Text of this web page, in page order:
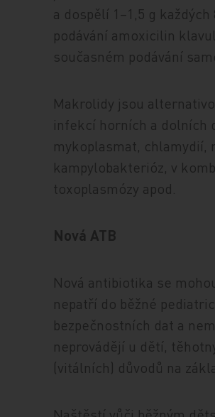
a dospělí 1–1,5 g
podávání amoxicilin
současném podávání
Makrolidy jsou
infekcí horních a dolních
mykoplasmat,
kampylobakterióz, v
toxoplasmózy apod.
Nová ATB
Nová antibiotika se
nepatří do běžné
bezpečnostních dat a
neprovádějí u dětí,
(vitálních) důvodů na